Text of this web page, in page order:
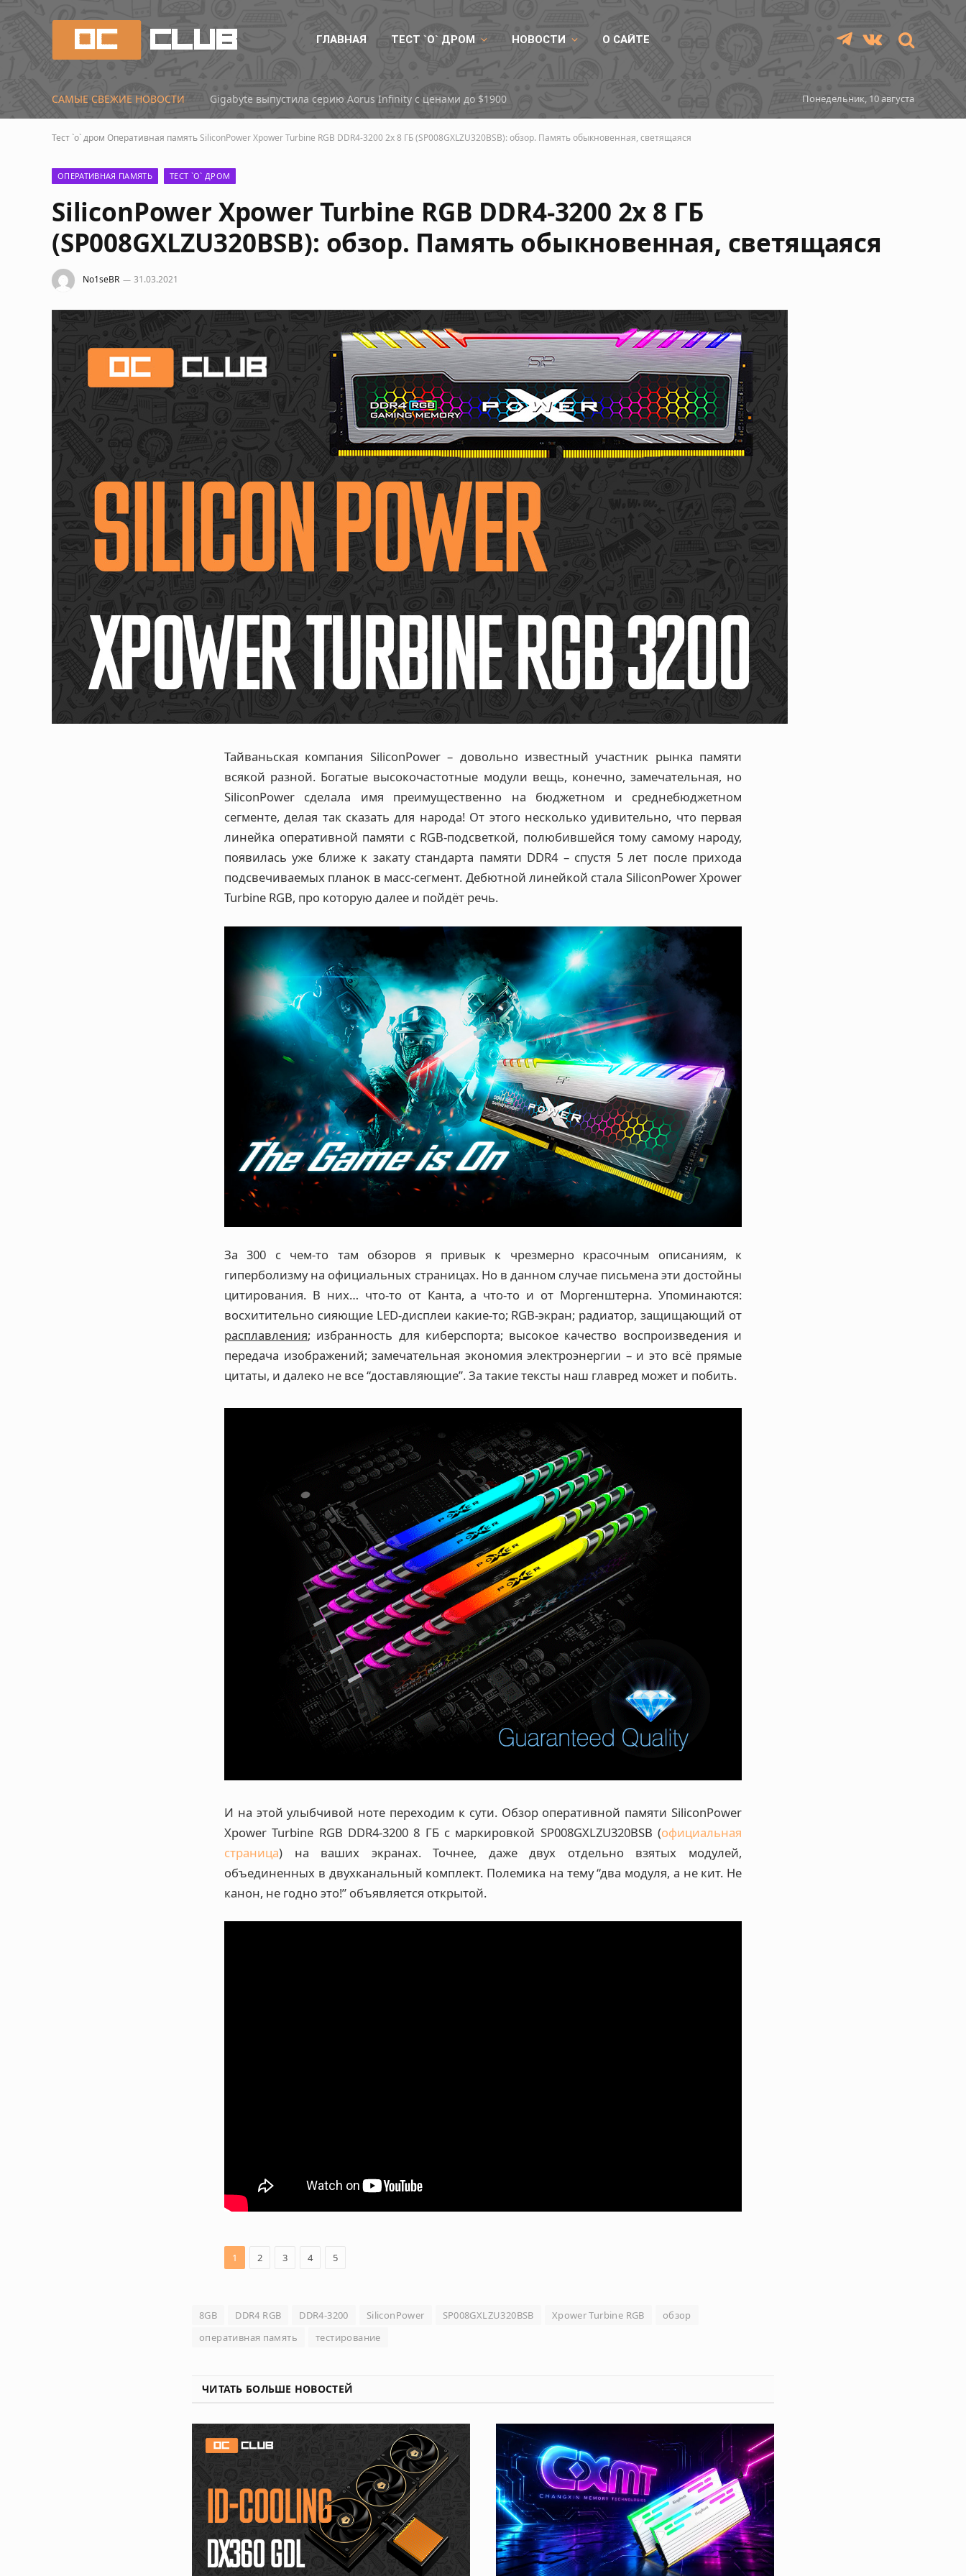
ГЛАВНАЯ ТЕСТ `О` ДРОМ НОВОСТИ О САЙТЕ TelegramVKontakte
САМЫЕ СВЕЖИЕ НОВОСТИ Gigabyte выпустила серию Aorus Infinity с ценами до $1900 Понедельник, 10 августа
Тест `о` дром Оперативная памятьSiliconPower Xpower Turbine RGB DDR4-3200 2х 8 ГБ (SP008GXLZU320BSB): обзор. Память обыкновенная, светящаяся
ОПЕРАТИВНАЯ ПАМЯТЬ ТЕСТ `О` ДРОМ
SiliconPower Xpower Turbine RGB DDR4-3200 2х 8 ГБ
(SP008GXLZU320BSB): обзор. Память обыкновенная, светящаяся
No1seBR 31.03.2021
Тайваньская компания SiliconPower – довольно известный участник рынка памяти
всякой разной. Богатые высокочастотные модули вещь, конечно, замечательная, но
SiliconPower сделала имя преимущественно на бюджетном и среднебюджетном
сегменте, делая так сказать для народа! От этого несколько удивительно, что первая
линейка оперативной памяти с RGB-подсветкой, полюбившейся тому самому народу,
появилась уже ближе к закату стандарта памяти DDR4 – спустя 5 лет после прихода
подсвечиваемых планок в масс-сегмент. Дебютной линейкой стала SiliconPower Xpower
Turbine RGB, про которую далее и пойдёт речь.
За 300 с чем-то там обзоров я привык к чрезмерно красочным описаниям, к
гиперболизму на официальных страницах. Но в данном случае письмена эти достойны
цитирования. В них… что-то от Канта, а что-то и от Моргенштерна. Упоминаются:
восхитительно сияющие LED-дисплеи какие-то; RGB-экран; радиатор, защищающий от
расплавления; избранность для киберспорта; высокое качество воспроизведения и
передача изображений; замечательная экономия электроэнергии – и это всё прямые
цитаты, и далеко не все “доставляющие”. За такие тексты наш главред может и побить.
И на этой улыбчивой ноте переходим к сути. Обзор оперативной памяти SiliconPower
Xpower Turbine RGB DDR4-3200 8 ГБ с маркировкой SP008GXLZU320BSB (официальная
страница) на ваших экранах. Точнее, даже двух отдельно взятых модулей,
объединенных в двухканальный комплект. Полемика на тему “два модуля, а не кит. Не
канон, не годно это!” объявляется открытой.
1 2 3 4 5
8GB DDR4 RGB DDR4-3200 SiliconPower SP008GXLZU320BSB Xpower Turbine RGB
обзор
оперативная память
тестирование
ЧИТАТЬ БОЛЬШЕ НОВОСТЕЙ